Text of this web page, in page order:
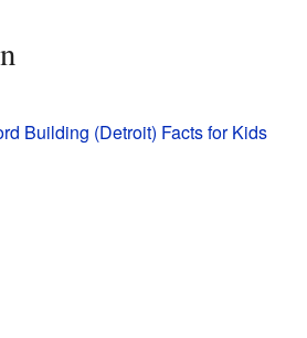
Building (Detroit) Facts for Kids